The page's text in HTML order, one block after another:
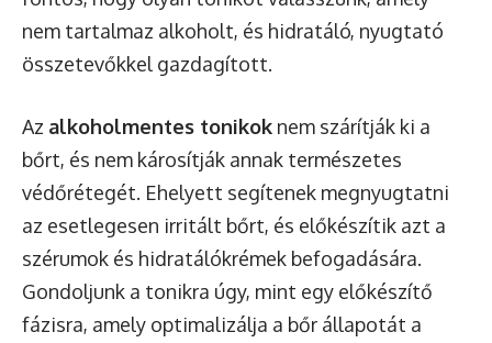
nem tartalmaz alkoholt, és hidratáló, nyugtató
összetevőkkel gazdagított.
Az alkoholmentes tonikok nem szárítják ki a
bőrt, és nem károsítják annak természetes
védőrétegét. Ehelyett segítenek megnyugtatni
az esetlegesen irritált bőrt, és előkészítik azt a
szérumok és hidratálókrémek befogadására.
Gondoljunk a tonikra úgy, mint egy előkészítő
fázisra, amely optimalizálja a bőr állapotát a